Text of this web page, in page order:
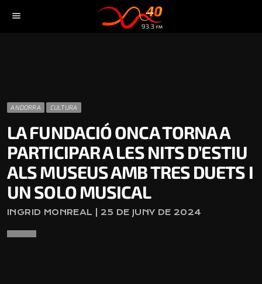
menu
ANDORRA CULTURA
LA FUNDACIÓ ONCA TORNA A
PARTICIPAR A LES NITS D’ESTIU
ALS MUSEUS AMB TRES DUETS I
UN SOLO MUSICAL
INGRID MONREAL | 25 DE JUNY DE 2024